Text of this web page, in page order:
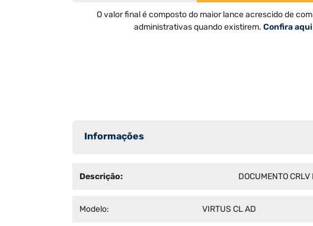
O valor final é composto do maior lance acrescido de
administrativas quando existirem. Confira
Informações
Descrição: DOCUMENTO CRLV
Modelo: VIRTUS CL AD